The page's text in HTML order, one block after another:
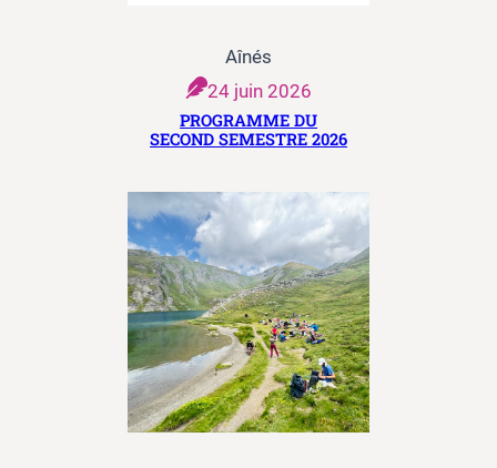
Aînés
24 juin 2026
PROGRAMME DU
SECOND SEMESTRE 2026